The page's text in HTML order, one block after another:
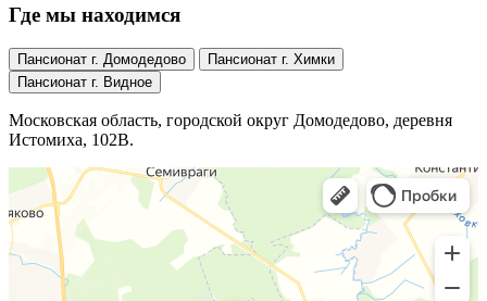
Где мы находимся
Пансионат г. Домодедово
Пансионат г. Химки
Пансионат г. Видное
Московская область, городской округ Домодедово, деревня
Истомиха, 102В.